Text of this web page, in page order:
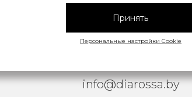
СОГЛАШЕНИЕ | ОБРАБОТКА
info@diarossa.by
Принять
Персональные настройки Cookie